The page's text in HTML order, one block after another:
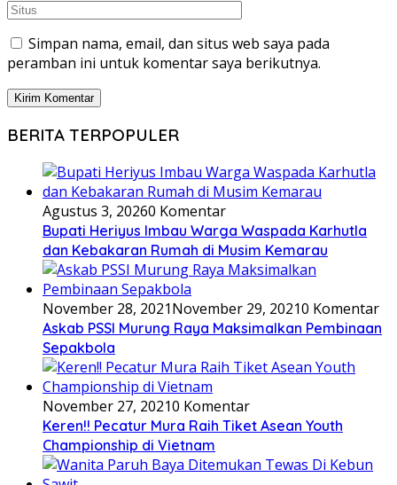
Simpan nama, email, dan situs web saya pada
peramban ini untuk komentar saya berikutnya.
BERITA TERPOPULER
Agustus 3, 20260 Komentar
Bupati Heriyus Imbau Warga Waspada Karhutla
dan Kebakaran Rumah di Musim Kemarau
November 28, 2021November 29, 20210 Komentar
Askab PSSI Murung Raya Maksimalkan Pembinaan
Sepakbola
November 27, 20210 Komentar
Keren!! Pecatur Mura Raih Tiket Asean Youth
Championship di Vietnam